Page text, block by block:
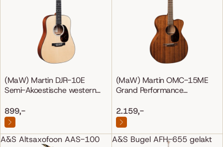
(MaW) Martin DJR-10E
Semi-Akoestische western
899,-
(MaW) Martin OMC-15ME
Grand Performance
2.159,-
A&S Altsaxofoon AAS-100 A&S Bugel AFH-655 gelakt